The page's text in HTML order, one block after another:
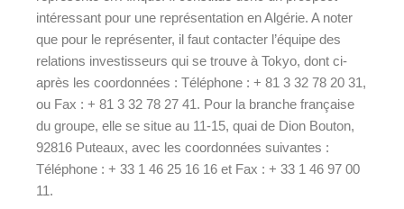
intéressant pour une représentation en Algérie. A noter
que pour le représenter, il faut contacter l’équipe des
relations investisseurs qui se trouve à Tokyo, dont ci-
après les coordonnées : Téléphone : + 81 3 32 78 20 31,
ou Fax : + 81 3 32 78 27 41. Pour la branche française
du groupe, elle se situe au 11-15, quai de Dion Bouton,
92816 Puteaux, avec les coordonnées suivantes :
Téléphone : + 33 1 46 25 16 16 et Fax : + 33 1 46 97 00
11.